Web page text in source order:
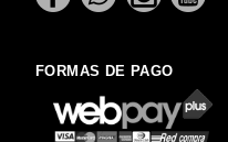
FORMAS DE PAGO